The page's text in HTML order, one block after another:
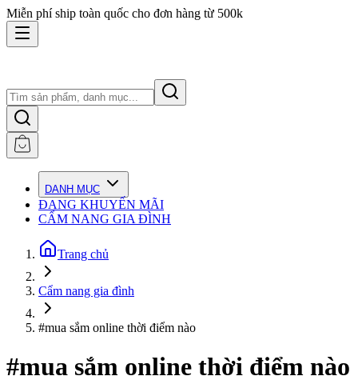
Miễn phí ship toàn quốc cho đơn hàng từ 500k
DANH MỤC
ĐANG KHUYẾN MÃI
CẨM NANG GIA ĐÌNH
Trang chủ
Cẩm nang gia đình
#mua sắm online thời điểm nào
#mua sắm online thời điểm nào